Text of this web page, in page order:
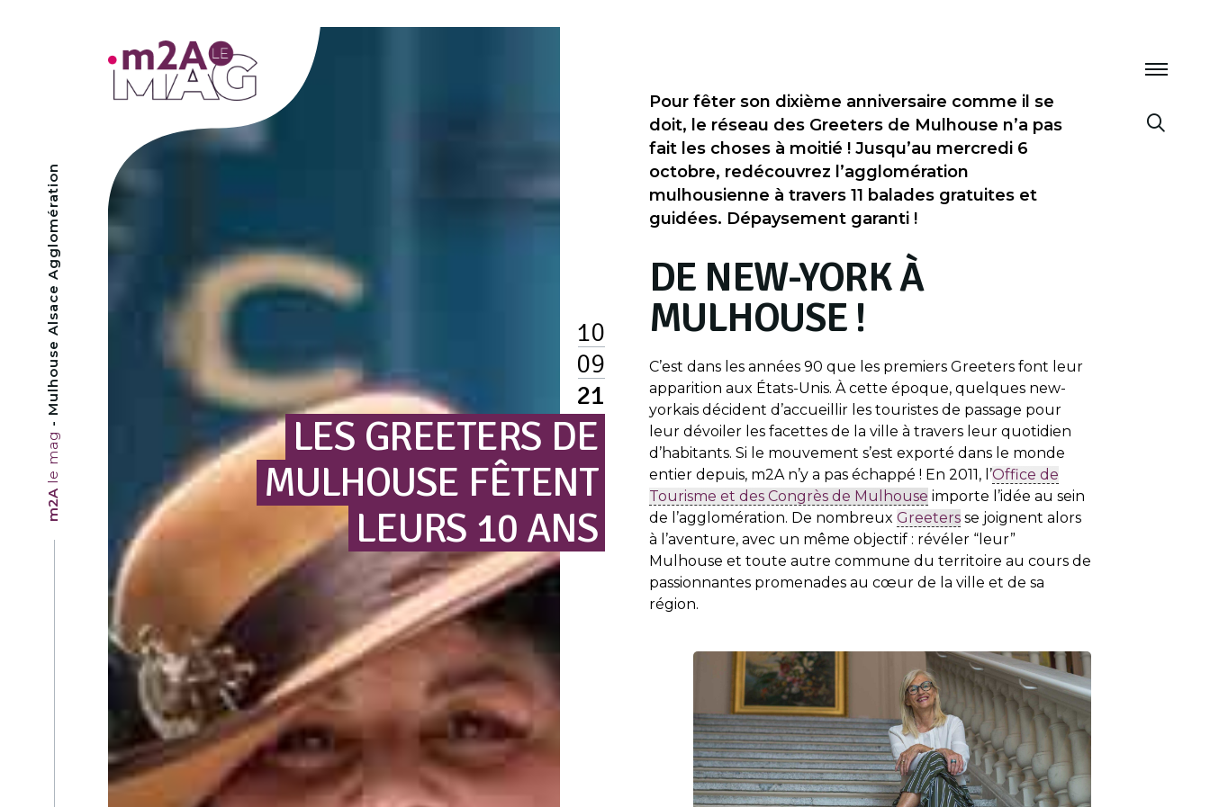
m2A
le mag
- Mulhouse Alsace Agglomération
10
09
21
LES GREETERS DE
MULHOUSE FÊTENT
LEURS 10 ANS
Pour fêter son dixième anniversaire comme il se
doit, le réseau des Greeters de Mulhouse n’a pas
fait les choses à moitié ! Jusqu’au mercredi 6
octobre, redécouvrez l’agglomération
mulhousienne à travers 11 balades gratuites et
guidées. Dépaysement garanti !
DE NEW-YORK À
MULHOUSE !
C’est dans les années 90 que les premiers Greeters font leur
apparition aux États-Unis. À cette époque, quelques new-
yorkais décident d’accueillir les touristes de passage pour
leur dévoiler les facettes de la ville à travers leur quotidien
d’habitants. Si le mouvement s’est exporté dans le monde
entier depuis, m2A n’y a pas échappé ! En 2011, l’Office de
Tourisme et des Congrès de Mulhouse importe l’idée au sein
de l’agglomération. De nombreux Greetersse joignent alors
à l’aventure, avec un même objectif : révéler “leur”
Mulhouse et toute autre commune du territoire au cours de
passionnantes promenades au cœur de la ville et de sa
région.